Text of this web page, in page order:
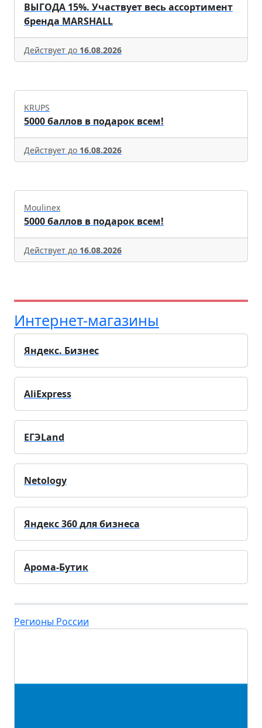
ВЫГОДА 15%. Участвует весь ассортимент
бренда MARSHALL
Действует до 16.08.2026
KRUPS
5000 баллов в подарок всем!
Действует до 16.08.2026
Moulinex
5000 баллов в подарок всем!
Действует до 16.08.2026
Интернет-магазины
Яндекс. Бизнес
AliExpress
ЕГЭLand
Netology
Яндекс 360 для бизнеса
Арома-Бутик
Регионы России